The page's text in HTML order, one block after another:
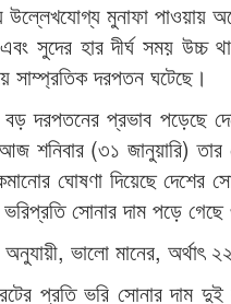
মুনাফা পাওয়ায়
সুদের হার দীর্ঘ সময় উচ্চ
সাম্প্রতিক দরপতন ঘটেছে।
বড় দরপতনের প্রভাব পড়েছে
শনিবার (৩১ জানুয়ারি)
ঘোষণা দিয়েছে দেশের
সোনার দাম পড়ে গেছে
অনুযায়ী, ভালো মানের,
প্রতি ভরি সোনার দাম